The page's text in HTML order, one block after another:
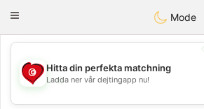
Tunisia Dating
Toggle
Mode
💖
Hitta din perfekta matchning
Ladda ner vår dejtingapp nu!